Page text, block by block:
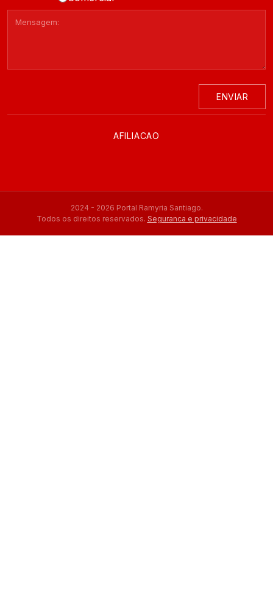
ENVIAR
AFILIACAO
2024 - 2026 Portal Ramyria Santiago.
Todos os direitos reservados. Seguranca e privacidade